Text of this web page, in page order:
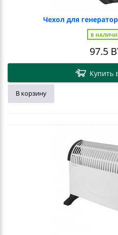
Чехол для
В
97.5
Купить
В корзину